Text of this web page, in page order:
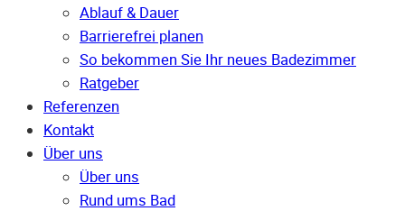
Ablauf & Dauer
Barrierefrei planen
So bekommen Sie Ihr neues Badezimmer
Ratgeber
Referenzen
Kontakt
Über uns
Über uns
Rund ums Bad